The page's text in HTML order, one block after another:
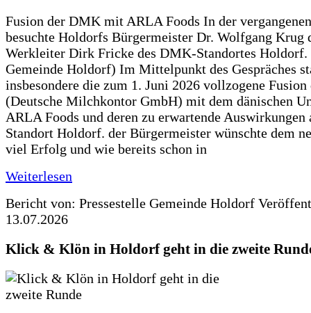
Fusion der DMK mit ARLA Foods In der
besuchte Holdorfs Bürgermeister Dr. Wolfgang Krug
Werkleiter Dirk Fricke des DMK-Standortes Holdorf.
Gemeinde Holdorf) Im Mittelpunkt des Gespräches
insbesondere die zum 1. Juni 2026 vollzogene
(Deutsche Milchkontor GmbH) mit dem dänischen
ARLA Foods und deren zu erwartende Auswirkungen
Standort Holdorf. der Bürgermeister wünschte dem
viel Erfolg und wie bereits schon in
Weiterlesen
Bericht von: Pressestelle Gemeinde Holdorf
13.07.2026
Klick & Klön in Holdorf geht in die zweite